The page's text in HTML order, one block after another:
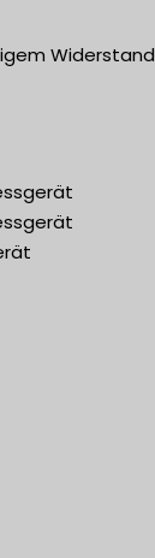
Widerstand